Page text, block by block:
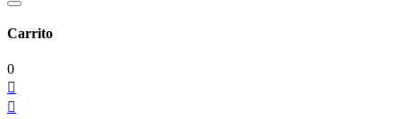
Carrito
0

